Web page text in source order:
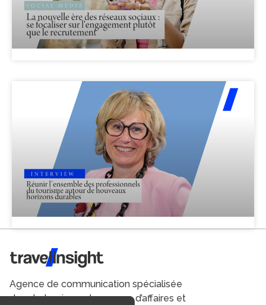
Travel Insight
Agence de communication spécialisée
dans le tourisme du voyage d’affaires et